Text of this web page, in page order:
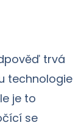
trvá
technologie
je to
se